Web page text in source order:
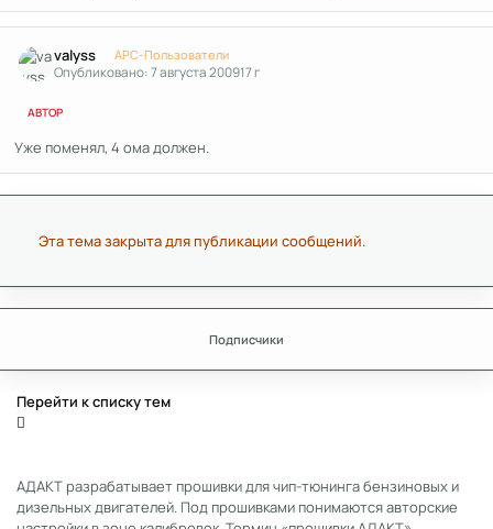
valyss APC-Пользователи
Опубликовано:7 августа 200917 г
АВТОР
Уже поменял, 4 ома должен.
Эта тема закрыта для публикации сообщений.
Подписчики
Перейти к списку тем
АДАКТ разрабатывает прошивки для чип-тюнинга бензиновых и
дизельных двигателей. Под прошивками понимаются авторские